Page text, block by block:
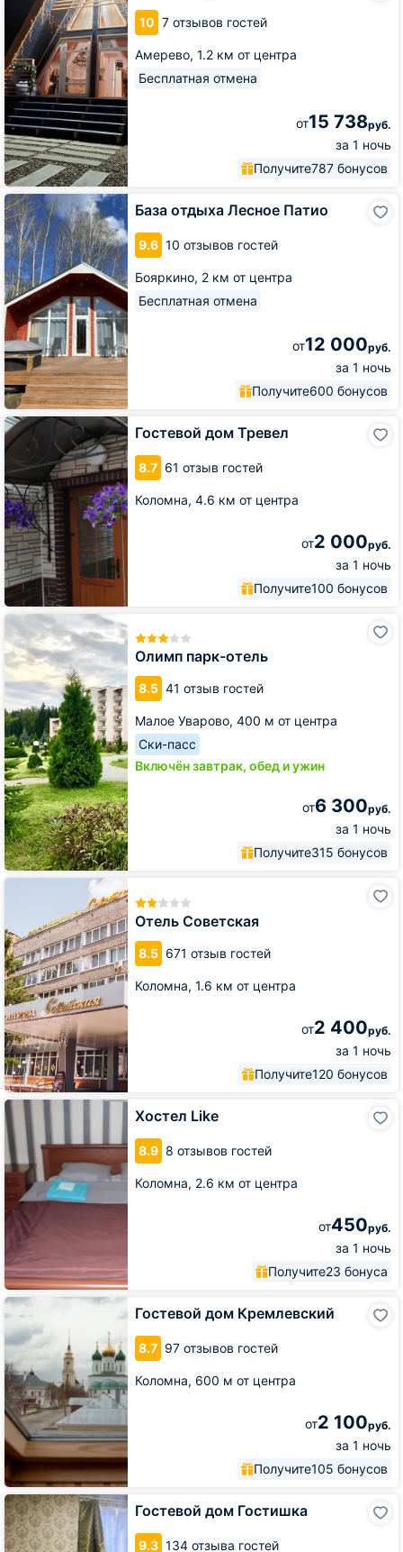
10 7 отзывов гостей
Амерево, 1.2 км от центра
Бесплатная отмена
от15 738руб.
за 1 ночь
Получите787 бонусов
ИКИГАЙ
База отдыха Лесное Патио
9.6 10 отзывов гостей
Бояркино, 2 км от центра
Бесплатная отмена
от12 000руб.
за 1 ночь
Получите600 бонусов
База
отдыха
Лесное
Патио
Гостевой дом Тревел
8.7 61 отзыв гостей
Коломна, 4.6 км от центра
от2 000руб.
за 1 ночь
Получите100 бонусов
Гостевой
дом
Тревел
Олимп парк-отель
8.5 41 отзыв гостей
Малое Уварово, 400 м от центра
Ски-пасс
Включён завтрак, обед и ужин
от6 300руб.
за 1 ночь
Получите315 бонусов
Олимп
парк-
отель
Отель Советская
8.5 671 отзыв гостей
Коломна, 1.6 км от центра
от2 400руб.
за 1 ночь
Получите120 бонусов
Отель
Хостел Like
8.9 8 отзывов гостей
Коломна, 2.6 км от центра
от450руб.
за 1 ночь
Получите23 бонуса
Хостел
Like
Гостевой дом Кремлевский
8.7 97 отзывов гостей
Коломна, 600 м от центра
от2 100руб.
за 1 ночь
Получите105 бонусов
Гостевой
дом
Кремлевский
Гостевой дом Гостишка
9.3 134 отзыва гостей
Гостевой
дом
Гостишка